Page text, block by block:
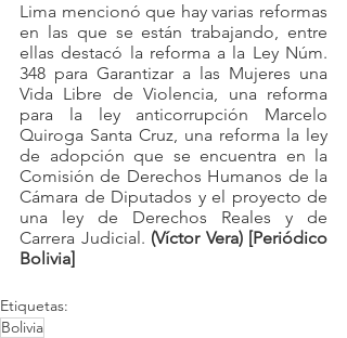
Lima mencionó que hay varias reformas
en las que se están trabajando, entre
ellas destacó la reforma a la Ley Núm.
348 para Garantizar a las Mujeres una
Vida Libre de Violencia, una reforma
para la ley anticorrupción Marcelo
Quiroga Santa Cruz, una reforma la ley
de adopción que se encuentra en la
Comisión de Derechos Humanos de la
Cámara de Diputados y el proyecto de
una ley de Derechos Reales y de
Carrera Judicial. (Víctor Vera) [Periódico
Bolivia]
Etiquetas:
Bolivia